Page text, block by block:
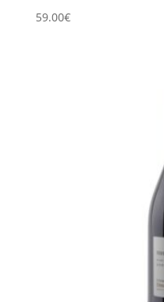
59.00€